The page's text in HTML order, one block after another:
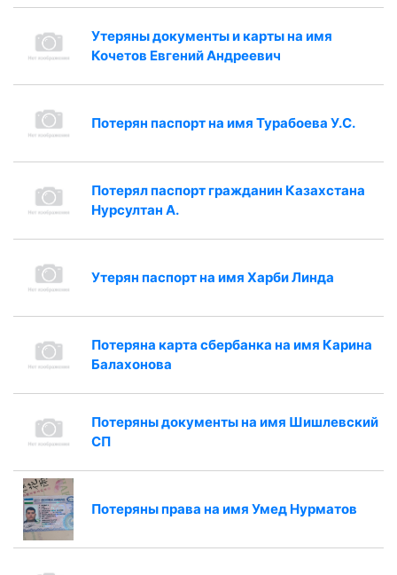
Утеряны документы и карты на имя
Кочетов Евгений Андреевич
Потерян паспорт на имя Турабоева У.С.
Потерял паспорт гражданин Казахстана
Нурсултан А.
Утерян паспорт на имя Харби Линда
Потеряна карта сбербанка на имя Карина
Балахонова
Потеряны документы на имя Шишлевский
СП
Потеряны права на имя Умед Нурматов